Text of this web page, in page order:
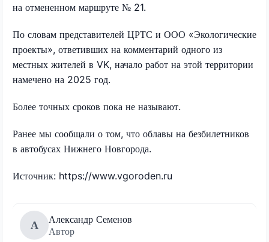
на отмененном маршруте № 21.
По словам представителей ЦРТС и ООО «Экологические
проекты», ответивших на комментарий одного из
местных жителей в VK, начало работ на этой территории
намечено на 2025 год.
Более точных сроков пока не называют.
Ранее мы сообщали о том, что облавы на безбилетников
в автобусах Нижнего Новгорода.
Источник: https://www.vgoroden.ru
А
Александр Семенов
Автор